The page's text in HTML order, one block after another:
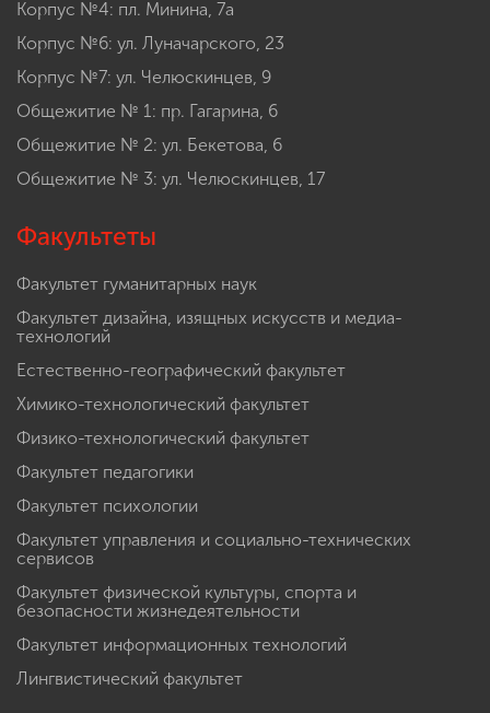
Корпус №4: пл. Минина, 7а
Корпус №6: ул. Луначарского, 23
Корпус №7: ул. Челюскинцев, 9
Общежитие № 1: пр. Гагарина, 6
Общежитие № 2: ул. Бекетова, 6
Общежитие № 3: ул. Челюскинцев, 17
Факультеты
Факультет гуманитарных наук
Факультет дизайна, изящных искусств и медиа-
технологий
Естественно-географический факультет
Химико-технологический факультет
Физико-технологический факультет
Факультет педагогики
Факультет психологии
Факультет управления и социально-технических
сервисов
Факультет физической культуры, спорта и
безопасности жизнедеятельности
Факультет информационных технологий
Лингвистический факультет